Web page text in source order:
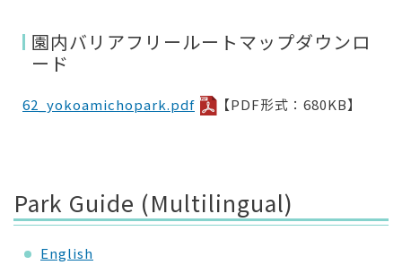
園内バリアフリールートマップダウンロ
ード
62_yokoamichopark.pdf 【PDF形式：680KB】
Park Guide (Multilingual)
English